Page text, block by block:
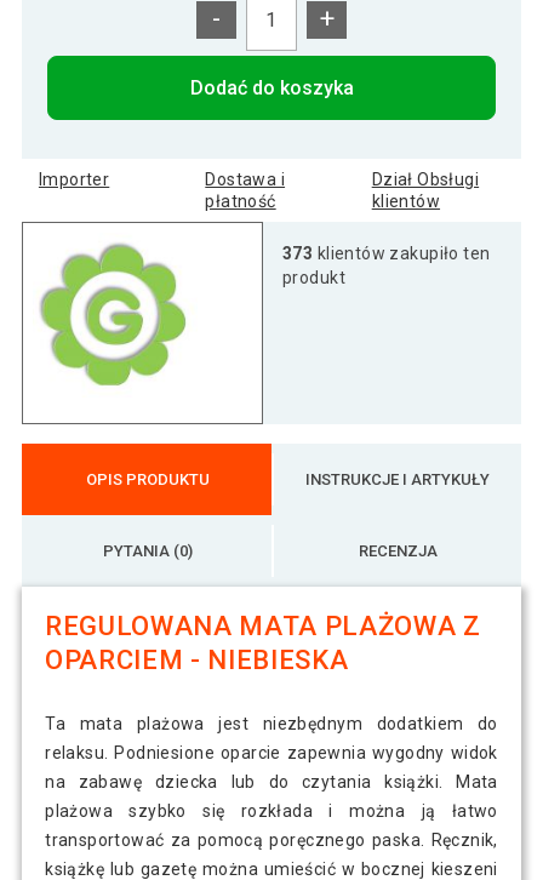
- +
Dodać do koszyka
Importer
Dostawa i
płatność
Dział Obsługi
klientów
373 klientów zakupiło ten
produkt
OPIS PRODUKTU INSTRUKCJE I ARTYKUŁY
PYTANIA (0) RECENZJA
REGULOWANA MATA PLAŻOWA Z
OPARCIEM - NIEBIESKA
Ta mata plażowa jest niezbędnym dodatkiem do
relaksu. Podniesione oparcie zapewnia wygodny widok
na zabawę dziecka lub do czytania książki. Mata
plażowa szybko się rozkłada i można ją łatwo
transportować za pomocą poręcznego paska. Ręcznik,
książkę lub gazetę można umieścić w bocznej kieszeni